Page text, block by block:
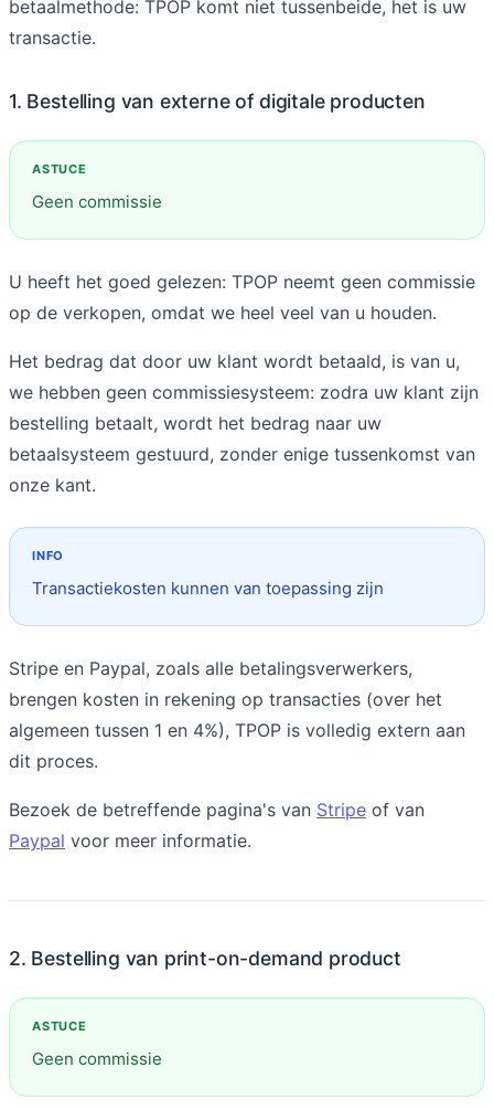
betaalmethode: TPOP komt niet tussenbeide, het is uw
transactie.
1. Bestelling van externe of digitale producten
Geen commissie
U heeft het goed gelezen: TPOP neemt geen commissie
op de verkopen, omdat we heel veel van u houden.
Het bedrag dat door uw klant wordt betaald, is van u,
we hebben geen commissiesysteem: zodra uw klant zijn
bestelling betaalt, wordt het bedrag naar uw
betaalsysteem gestuurd, zonder enige tussenkomst van
onze kant.
Transactiekosten kunnen van toepassing zijn
Stripe en Paypal, zoals alle betalingsverwerkers,
brengen kosten in rekening op transacties (over het
algemeen tussen 1 en 4%), TPOP is volledig extern aan
dit proces.
Bezoek de betreffende pagina's van Stripe of van
Paypal voor meer informatie.
2. Bestelling van print-on-demand product
Geen commissie